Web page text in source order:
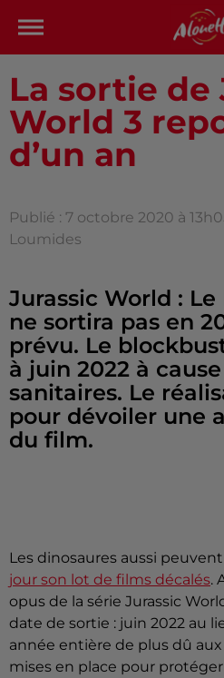
La sortie de
World 3
d’un an
Publié : 7 octobre 2020 à
Loumides
Jurassic World : Le
ne sortira pas en
prévu. Le
à juin 2022 à
sanitaires. Le
pour dévoiler une
du film.
Les dinosaures aussi
jour son lot de films décalés.
opus de la série Jurassic
date de sortie : juin 2022 au
année entière de plus dû
mises en place pour